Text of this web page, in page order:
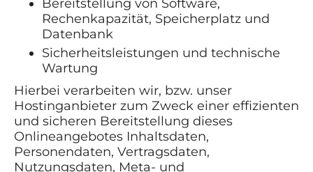
Bereitstellung von Software,
Rechenkapazität, Speicherplatz und
Datenbank
Sicherheitsleistungen und technische
Wartung
Hierbei verarbeiten wir, bzw. unser
Hostinganbieter zum Zweck einer effizienten
und sicheren Bereitstellung dieses
Onlineangebotes Inhaltsdaten,
Personendaten, Vertragsdaten,
Nutzungsdaten, Meta- und